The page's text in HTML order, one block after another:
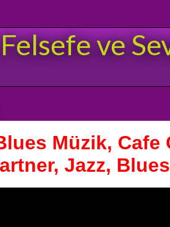
ve
Müzik, Cafe
Jazz,